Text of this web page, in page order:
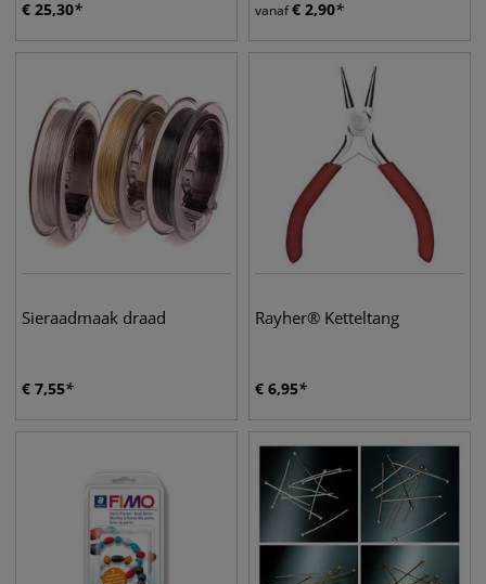
€ 25,30 vanaf€ 2,90
Sieraadmaak draad
€ 7,55
Rayher® Ketteltang
€ 6,95